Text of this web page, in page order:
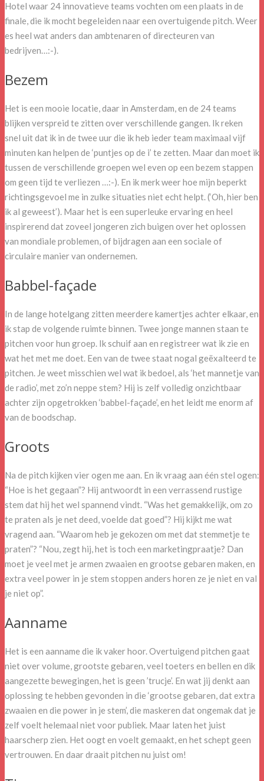
Hotel waar 24 innovatieve teams vochten om een plaats in de
finale, die ik mocht begeleiden naar een overtuigende pitch. Weer
es heel wat anders dan ambtenaren of directeuren van
bedrijven…:-).
Bezem
Het is een mooie locatie, daar in Amsterdam, en de 24 teams
blijken verspreid te zitten over verschillende gangen. Ik reken
snel uit dat ik in de twee uur die ik heb ieder team maximaal vijf
minuten kan helpen de ‘puntjes op de i’ te zetten. Maar dan moet ik
tussen de verschillende groepen wel even op een bezem stappen
om geen tijd te verliezen …:-). En ik merk weer hoe mijn beperkt
richtingsgevoel me in zulke situaties niet echt helpt. (‘Oh, hier ben
ik al geweest’). Maar het is een superleuke ervaring en heel
inspirerend dat zoveel jongeren zich buigen over het oplossen
van mondiale problemen, of bijdragen aan een sociale of
circulaire manier van ondernemen.
Babbel-façade
In de lange hotelgang zitten meerdere kamertjes achter elkaar, en
ik stap de volgende ruimte binnen. Twee jonge mannen staan te
pitchen voor hun groep. Ik schuif aan en registreer wat ik zie en
wat het met me doet. Een van de twee staat nogal geëxalteerd te
pitchen. Je weet misschien wel wat ik bedoel, als ‘het mannetje van
de radio’, met zo’n neppe stem? Hij is zelf volledig onzichtbaar
achter zijn opgetrokken ‘babbel-façade’, en het leidt me enorm af
van de boodschap.
Groots
Na de pitch kijken vier ogen me aan. En ik vraag aan één stel ogen:
“Hoe is het gegaan”? Hij antwoordt in een verrassend rustige
stem dat hij het wel spannend vindt. “Was het gemakkelijk, om zo
te praten als je net deed, voelde dat goed”? Hij kijkt me wat
vragend aan. “Waarom heb je gekozen om met dat stemmetje te
praten”? “Nou, zegt hij, het is toch een marketingpraatje? Dan
moet je veel met je armen zwaaien en grootse gebaren maken, en
extra veel power in je stem stoppen anders horen ze je niet en val
je niet op”.
Aanname
Het is een aanname die ik vaker hoor. Overtuigend pitchen gaat
niet over volume, grootste gebaren, veel toeters en bellen en dik
aangezette bewegingen, het is geen ’trucje’. En wat jij denkt aan
oplossing te hebben gevonden in die ‘grootse gebaren, dat extra
zwaaien en die power in je stem’, die maskeren dat ongemak dat je
zelf voelt helemaal niet voor publiek. Maar laten het juist
haarscherp zien. Het oogt en voelt gemaakt, en het schept geen
vertrouwen. En daar draait pitchen nu juist om!